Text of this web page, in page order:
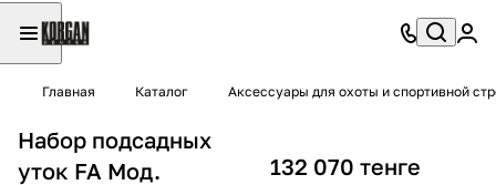
Главная Каталог Аксессуары для охоты и спортивной
Набор подсадных
уток FA Мод.
132 070 тенге